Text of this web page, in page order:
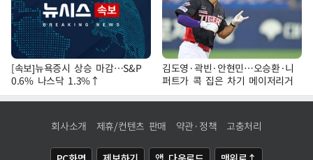
[속보]뉴욕증시 상승 마감…S&P
0.6% 나스닥 1.3%↑
김도영·곽빈·안현민…오승환·니
퍼트가 콕 집은 차기 메이저리거
회사소개 제휴/컨텐츠 판매 약관·정책 고충처리